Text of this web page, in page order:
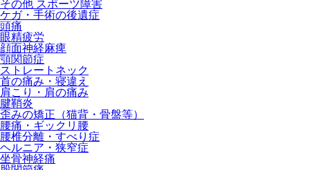
その他 スポーツ障害
ケガ・手術の後遺症
頭痛
眼精疲労
顔面神経麻痺
顎関節症
ストレートネック
首の痛み・寝違え
肩こり・肩の痛み
腱鞘炎
歪みの矯正（猫背・骨盤等）
腰痛・ギックリ腰
腰椎分離・すべり症
ヘルニア・狭窄症
坐骨神経痛